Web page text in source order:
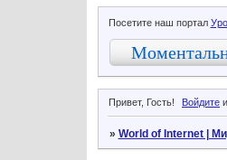
Посетите наш портал
Привет, Гость! Войдите
» World of Internet |